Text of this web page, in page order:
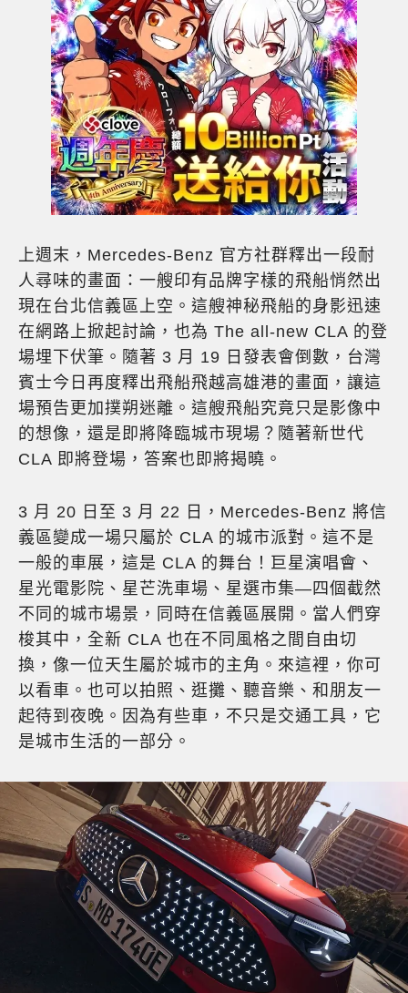
上週末，Mercedes-Benz 官方社群釋出一段耐
人尋味的畫面：一艘印有品牌字樣的飛船悄然出
現在台北信義區上空。這艘神秘飛船的身影迅速
在網路上掀起討論，也為 The all-new CLA 的登
場埋下伏筆。隨著 3 月 19 日發表會倒數，台灣
賓士今日再度釋出飛船飛越高雄港的畫面，讓這
場預告更加撲朔迷離。這艘飛船究竟只是影像中
的想像，還是即將降臨城市現場？隨著新世代
CLA 即將登場，答案也即將揭曉。
3 月 20 日至 3 月 22 日，Mercedes-Benz 將信
義區變成一場只屬於 CLA 的城市派對。這不是
一般的車展，這是 CLA 的舞台！巨星演唱會、
星光電影院、星芒洗車場、星選市集—四個截然
不同的城市場景，同時在信義區展開。當人們穿
梭其中，全新 CLA 也在不同風格之間自由切
換，像一位天生屬於城市的主角。來這裡，你可
以看車。也可以拍照、逛攤、聽音樂、和朋友一
起待到夜晚。因為有些車，不只是交通工具，它
是城市生活的一部分。